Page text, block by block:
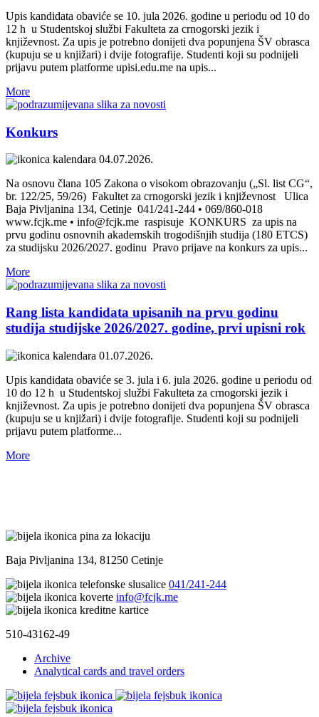
Upis kandidata obaviće se 10. jula 2026. godine u periodu od 10 do
12 h u Studentskoj službi Fakulteta za crnogorski jezik i
književnost. Za upis je potrebno donijeti dva popunjena ŠV obrasca
(kupuju se u knjižari) i dvije fotografije. Studenti koji su podnijeli
prijavu putem platforme upisi.edu.me na upis...
More
Konkurs
04.07.2026.
Na osnovu člana 105 Zakona o visokom obrazovanju („Sl. list CG“,
br. 122/25, 59/26) Fakultet za crnogorski jezik i književnost Ulica
Baja Pivljanina 134, Cetinje 041/241-244 • 069/860-018
www.fcjk.me • info@fcjk.me raspisuje KONKURS za upis na
prvu godinu osnovnih akademskih trogodišnjih studija (180 ETCS)
za studijsku 2026/2027. godinu Pravo prijave na konkurs za upis...
More
Rang lista kandidata upisanih na prvu godinu
studija studijske 2026/2027. godine, prvi upisni rok
01.07.2026.
Upis kandidata obaviće se 3. jula i 6. jula 2026. godine u periodu od
10 do 12 h u Studentskoj službi Fakulteta za crnogorski jezik i
književnost. Za upis je potrebno donijeti dva popunjena ŠV obrasca
(kupuju se u knjižari) i dvije fotografije. Studenti koji su podnijeli
prijavu putem platforme...
More
Baja Pivljanina 134, 81250 Cetinje
041/241-244
info@fcjk.me
510-43162-49
Archive
Analytical cards and travel orders